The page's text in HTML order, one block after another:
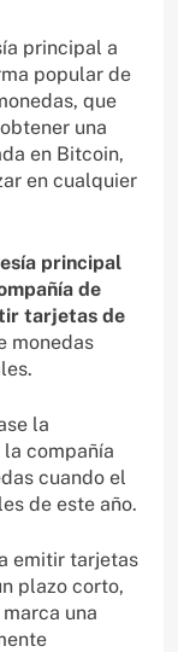
principal a
popular de
que
una
en Bitcoin,
en cualquier
principal
de
tarjetas de
monedas
la
compañía
cuando el
de este año.
emitir tarjetas
plazo corto,
una